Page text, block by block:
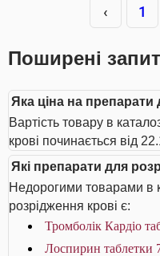
‹ 1
Поширені
Яка ціна на препарати
Вартість товару в
крові починається від
Які препарати для
Недорогими товарами в
розрідження крові є:
Тромболік Кардіо
Лоспирин таблетки